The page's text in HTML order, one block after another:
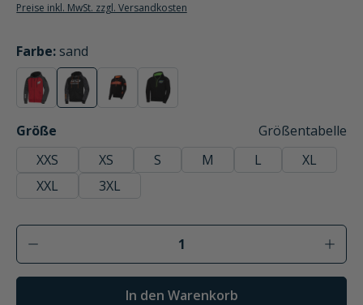
Preise inkl. MwSt. zzgl. Versandkosten
Farbe
auswählen
: sand
rot
(Diese Option ist zurzeit nicht verfügbar.)
sand
(Diese Option ist zurzeit nicht verfügbar.)
schwarz/rot
(Diese Option ist zurzeit nicht verfügbar.)
schwarz/grün
(Diese Option ist zurzeit nicht
Größe
auswählen
Größentabelle
XXS
XS S M L
XL
XXL
3XL
Produkt Anzahl: Gib den gewünschten
In den Warenkorb